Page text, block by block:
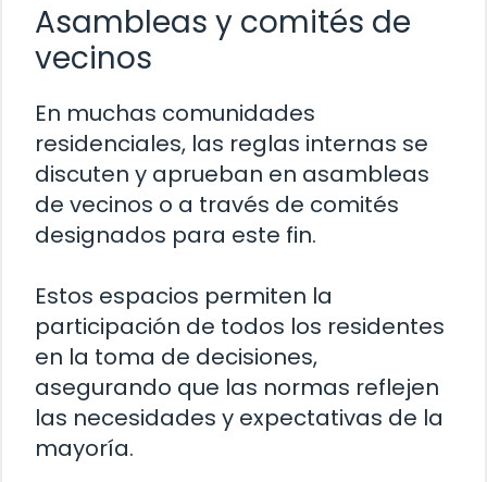
Asambleas y comités de
vecinos
En muchas comunidades
residenciales, las reglas internas se
discuten y aprueban en asambleas
de vecinos o a través de comités
designados para este fin.
Estos espacios permiten la
participación de todos los residentes
en la toma de decisiones,
asegurando que las normas reflejen
las necesidades y expectativas de la
mayoría.